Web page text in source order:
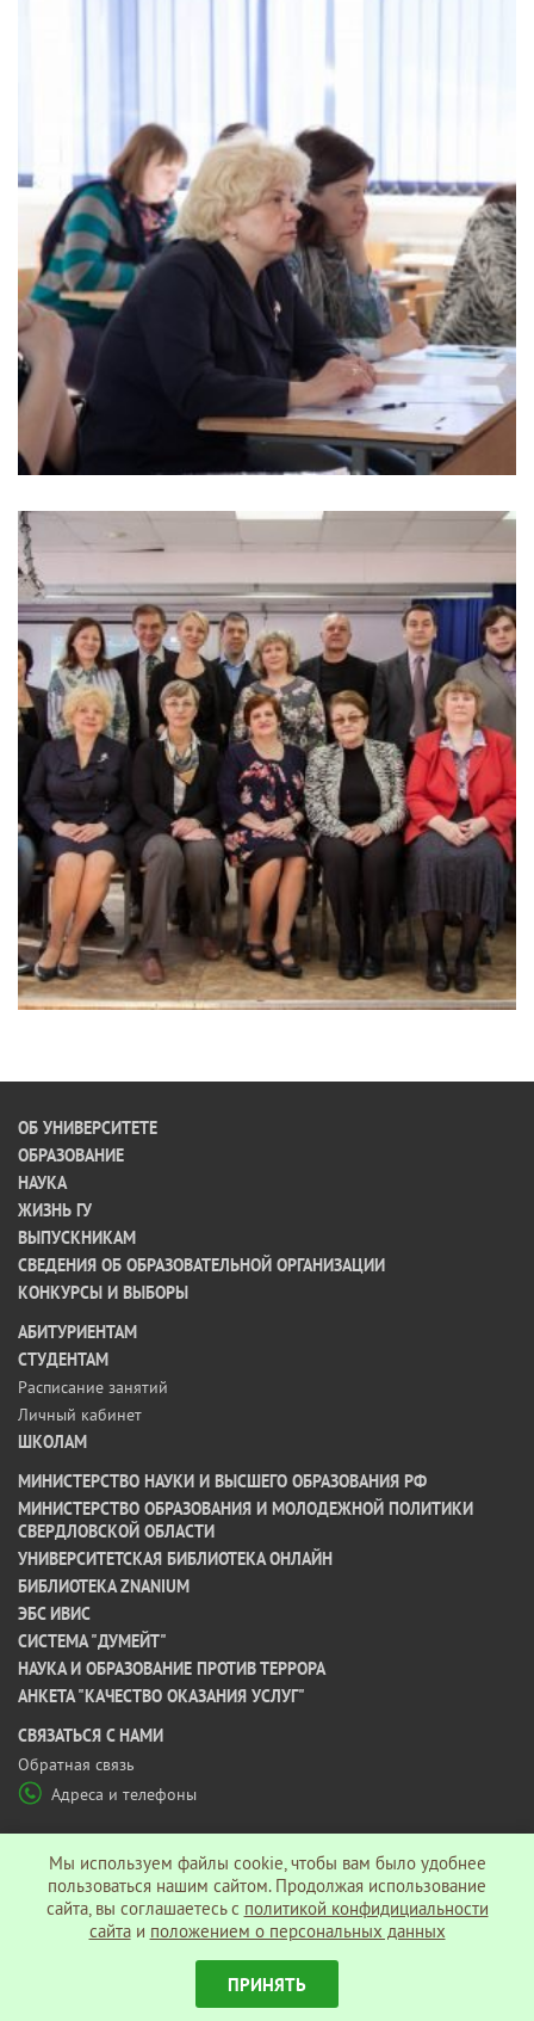
ОБ УНИВЕРСИТЕТЕ
ОБРАЗОВАНИЕ
НАУКА
ЖИЗНЬ ГУ
ВЫПУСКНИКАМ
СВЕДЕНИЯ ОБ ОБРАЗОВАТЕЛЬНОЙ ОРГАНИЗАЦИИ
КОНКУРСЫ И ВЫБОРЫ
АБИТУРИЕНТАМ
СТУДЕНТАМ
Расписание занятий
Личный кабинет
ШКОЛАМ
МИНИСТЕРСТВО НАУКИ И ВЫСШЕГО ОБРАЗОВАНИЯ РФ
МИНИСТЕРСТВО ОБРАЗОВАНИЯ И МОЛОДЕЖНОЙ ПОЛИТИКИ
СВЕРДЛОВСКОЙ ОБЛАСТИ
УНИВЕРСИТЕТСКАЯ БИБЛИОТЕКА ОНЛАЙН
БИБЛИОТЕКА ZNANIUM
ЭБС ИВИС
СИСТЕМА "ДУМЕЙТ"
НАУКА И ОБРАЗОВАНИЕ ПРОТИВ ТЕРРОРА
АНКЕТА "КАЧЕСТВО ОКАЗАНИЯ УСЛУГ"
CВЯЗАТЬСЯ С НАМИ
Обратная связь
Адреса и телефоны
Политика конфиденциальности
© АНО ВО «Гуманитарный университет», 2026 г.
Мы используем файлы cookie, чтобы вам было удобнее
пользоваться нашим сайтом. Продолжая использование
сайта, вы соглашаетесь c политикой конфидициальности
сайтаи положением о персональных данных
ПРИНЯТЬ